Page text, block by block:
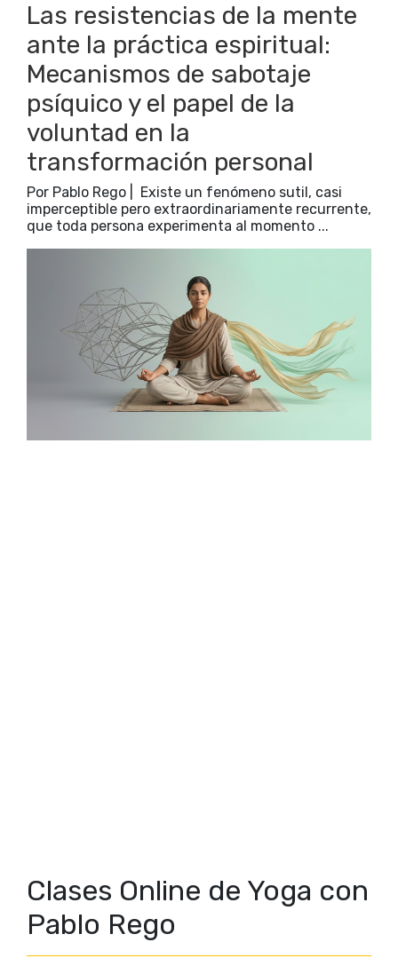
Las resistencias de la mente
ante la práctica espiritual:
Mecanismos de sabotaje
psíquico y el papel de la
voluntad en la
transformación personal
Por Pablo Rego | Existe un fenómeno sutil, casi
imperceptible pero extraordinariamente recurrente,
que toda persona experimenta al momento ...
Clases Online de Yoga con
Pablo Rego